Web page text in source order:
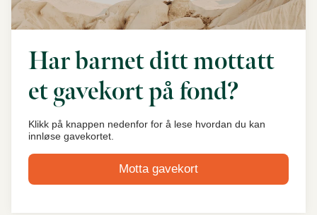
Har barnet ditt mottatt
et gavekort på fond?
Klikk på knappen nedenfor for å lese hvordan du kan
innløse gavekortet.
Motta gavekort